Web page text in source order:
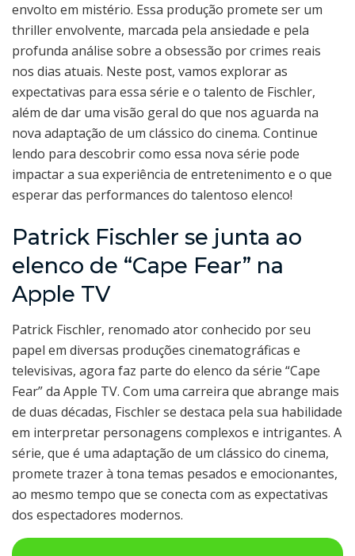
envolto em mistério. Essa produção promete ser um
thriller envolvente, marcada pela ansiedade e pela
profunda análise sobre a obsessão por crimes reais
nos dias atuais. Neste post, vamos explorar as
expectativas para essa série e o talento de Fischler,
além de dar uma visão geral do que nos aguarda na
nova adaptação de um clássico do cinema. Continue
lendo para descobrir como essa nova série pode
impactar a sua experiência de entretenimento e o que
esperar das performances do talentoso elenco!
Patrick Fischler se junta ao
elenco de “Cape Fear” na
Apple TV
Patrick Fischler, renomado ator conhecido por seu
papel em diversas produções cinematográficas e
televisivas, agora faz parte do elenco da série “Cape
Fear” da Apple TV. Com uma carreira que abrange mais
de duas décadas, Fischler se destaca pela sua habilidade
em interpretar personagens complexos e intrigantes. A
série, que é uma adaptação de um clássico do cinema,
promete trazer à tona temas pesados e emocionantes,
ao mesmo tempo que se conecta com as expectativas
dos espectadores modernos.